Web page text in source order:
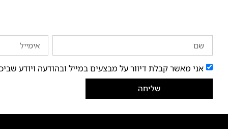
אני מאשר קבלת דיוור על מבצעים במייל ובהודעה ויודע
שליחה